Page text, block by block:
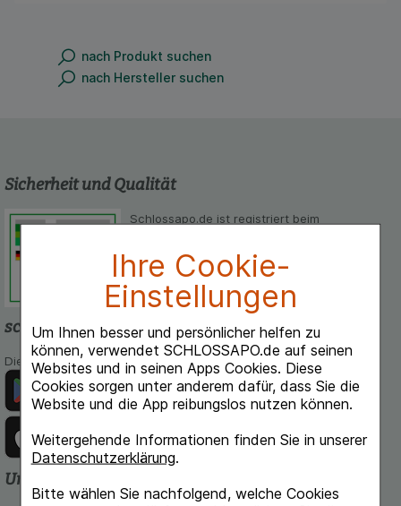
Ihre Cookie-
Einstellungen
Um Ihnen besser und persönlicher helfen zu
können, verwendet SCHLOSSAPO.de auf seinen
Websites und in seinen Apps Cookies. Diese
Cookies sorgen unter anderem dafür, dass Sie die
Website und die App reibungslos nutzen können.
Weitergehende Informationen finden Sie in unserer
Datenschutzerklärung.
Bitte wählen Sie nachfolgend, welche Cookies
nach Produkt suchen
nach Hersteller suchen
Sicherheit und Qualität
Schlossapo.de ist registriert beim
Dokumentation und Information.
schlossapo.de-App
Die App von schlossapo.de jetzt mit E-Rezept-Scanner
Unsere Zahlungsarten